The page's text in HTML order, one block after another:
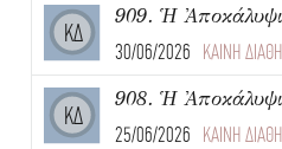
ΚΔ
909. Ἡ
30/06/2026 ΚΑΙΝΗ
ΚΔ
908. Ἡ
25/06/2026 ΚΑΙΝΗ